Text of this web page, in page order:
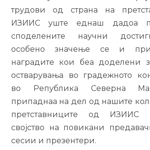
трудови од страна на
ИЗИИС уште еднаш дадоа
споделените научни
особено значење се и
наградите кои беа доделени
остварувања во градежното
во Република Северна
припаднаа на дел од нашите
претставниците од ИЗИИС
својство на повикани
сесии и презентери.